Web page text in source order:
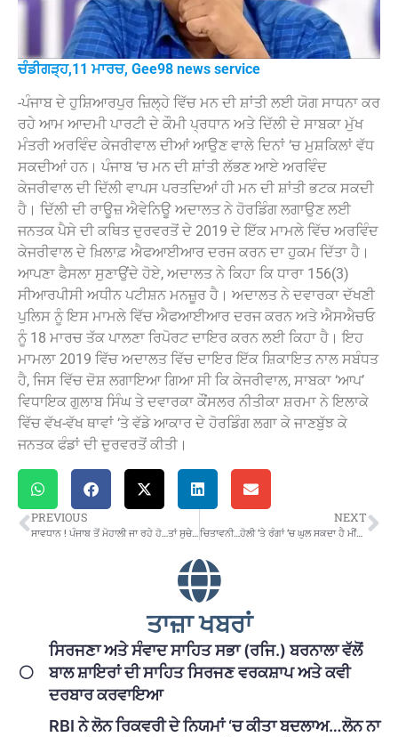
ਚੰਡੀਗੜ੍ਹ,11 ਮਾਰਚ, Gee98 news service
-ਪੰਜਾਬ ਦੇ ਹੁਸ਼ਿਆਰਪੁਰ ਜ਼ਿਲ੍ਹੇ ਵਿੱਚ ਮਨ ਦੀ ਸ਼ਾਂਤੀ ਲਈ ਯੋਗ ਸਾਧਨਾ ਕਰ
ਰਹੇ ਆਮ ਆਦਮੀ ਪਾਰਟੀ ਦੇ ਕੌਮੀ ਪ੍ਰਧਾਨ ਅਤੇ ਦਿੱਲੀ ਦੇ ਸਾਬਕਾ ਮੁੱਖ
ਮੰਤਰੀ ਅਰਵਿੰਦ ਕੇਜਰੀਵਾਲ ਦੀਆਂ ਆਉਣ ਵਾਲੇ ਦਿਨਾਂ ‘ਚ ਮੁਸ਼ਕਿਲਾਂ ਵੱਧ
ਸਕਦੀਆਂ ਹਨ। ਪੰਜਾਬ ‘ਚ ਮਨ ਦੀ ਸ਼ਾਂਤੀ ਲੱਭਣ ਆਏ ਅਰਵਿੰਦ
ਕੇਜਰੀਵਾਲ ਦੀ ਦਿੱਲੀ ਵਾਪਸ ਪਰਤਦਿਆਂ ਹੀ ਮਨ ਦੀ ਸ਼ਾਂਤੀ ਭਟਕ ਸਕਦੀ
ਹੈ। ਦਿੱਲੀ ਦੀ ਰਾਊਜ਼ ਐਵੇਨਿਊ ਅਦਾਲਤ ਨੇ ਹੋਰਡਿੰਗ ਲਗਾਉਣ ਲਈ
ਜਨਤਕ ਪੈਸੇ ਦੀ ਕਥਿਤ ਦੁਰਵਰਤੋਂ ਦੇ 2019 ਦੇ ਇੱਕ ਮਾਮਲੇ ਵਿੱਚ ਅਰਵਿੰਦ
ਕੇਜਰੀਵਾਲ ਦੇ ਖ਼ਿਲਾਫ਼ ਐਫਆਈਆਰ ਦਰਜ ਕਰਨ ਦਾ ਹੁਕਮ ਦਿੱਤਾ ਹੈ।
ਆਪਣਾ ਫੈਸਲਾ ਸੁਣਾਉਂਦੇ ਹੋਏ, ਅਦਾਲਤ ਨੇ ਕਿਹਾ ਕਿ ਧਾਰਾ 156(3)
ਸੀਆਰਪੀਸੀ ਅਧੀਨ ਪਟੀਸ਼ਨ ਮਨਜ਼ੂਰ ਹੈ। ਅਦਾਲਤ ਨੇ ਦਵਾਰਕਾ ਦੱਖਣੀ
ਪੁਲਿਸ ਨੂੰ ਇਸ ਮਾਮਲੇ ਵਿੱਚ ਐਫਆਈਆਰ ਦਰਜ ਕਰਨ ਅਤੇ ਐਸਐਚਓ
ਨੂੰ 18 ਮਾਰਚ ਤੱਕ ਪਾਲਣਾ ਰਿਪੋਰਟ ਦਾਇਰ ਕਰਨ ਲਈ ਕਿਹਾ ਹੈ। ਇਹ
ਮਾਮਲਾ 2019 ਵਿੱਚ ਅਦਾਲਤ ਵਿੱਚ ਦਾਇਰ ਇੱਕ ਸ਼ਿਕਾਇਤ ਨਾਲ ਸਬੰਧਤ
ਹੈ, ਜਿਸ ਵਿੱਚ ਦੋਸ਼ ਲਗਾਇਆ ਗਿਆ ਸੀ ਕਿ ਕੇਜਰੀਵਾਲ, ਸਾਬਕਾ ‘ਆਪ’
ਵਿਧਾਇਕ ਗੁਲਾਬ ਸਿੰਘ ਤੇ ਦਵਾਰਕਾ ਕੌਂਸਲਰ ਨੀਤੀਕਾ ਸ਼ਰਮਾ ਨੇ ਇਲਾਕੇ
ਵਿੱਚ ਵੱਖ-ਵੱਖ ਥਾਵਾਂ ‘ਤੇ ਵੱਡੇ ਆਕਾਰ ਦੇ ਹੋਰਡਿੰਗ ਲਗਾ ਕੇ ਜਾਣਬੁੱਝ ਕੇ
ਜਨਤਕ ਫੰਡਾਂ ਦੀ ਦੁਰਵਰਤੋਂ ਕੀਤੀ।
PREVIOUS
ਸਾਵਧਾਨ ! ਪੰਜਾਬ ਤੋਂ ਮੋਹਾਲੀ ਜਾ ਰਹੇ ਹੋ…ਤਾਂ ਸੁਚੇਤ ਰਹੋ ਨਹੀਂ ਤਾਂ ਚੰਡੀਗੜ੍ਹ ਵਾਂਗ ਫਸ ਜਾਵੋਗੇ…ਪੜ੍ਹੋ ਖ਼ਬਰ
NEXT
ਚਿਤਾਵਨੀ…ਹੋਲੀ ‘ਤੇ ਰੰਗਾਂ ‘ਚ ਘੁਲ ਸਕਦਾ ਹੈ ਮੀਂਹ ਦਾ ਪਾਣੀ
ਤਾਜ਼ਾ ਖਬਰਾਂ
ਸਿਰਜਣਾ ਅਤੇ ਸੰਵਾਦ ਸਾਹਿਤ ਸਭਾ (ਰਜਿ.) ਬਰਨਾਲਾ ਵੱਲੋਂ
ਬਾਲ ਸ਼ਾਇਰਾਂ ਦੀ ਸਾਹਿਤ ਸਿਰਜਣ ਵਰਕਸ਼ਾਪ ਅਤੇ ਕਵੀ
ਦਰਬਾਰ ਕਰਵਾਇਆ
RBI ਨੇ ਲੋਨ ਰਿਕਵਰੀ ਦੇ ਨਿਯਮਾਂ ‘ਚ ਕੀਤਾ ਬਦਲਾਅ…ਲੋਨ ਨਾ